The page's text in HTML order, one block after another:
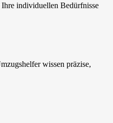
individuellen Bedürfnisse
wissen präzise,